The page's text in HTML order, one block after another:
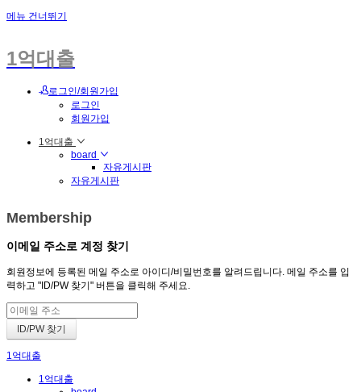
메뉴 건너뛰기
1억대출
로그인/회원가입
로그인
회원가입
1억대출
board
자유게시판
자유게시판
Membership
이메일 주소로 계정 찾기
회원정보에 등록된 메일 주소로 아이디/비밀번호를 알려드립니다. 메일 주소를 입
력하고 "ID/PW 찾기" 버튼을 클릭해 주세요.
1억대출
1억대출